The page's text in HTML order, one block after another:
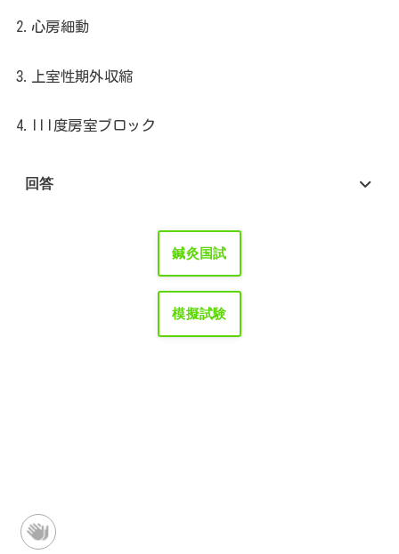
2. 心房細動
3. 上室性期外収縮
4.III 度房室ブロック
回答
鍼灸国試
模擬試験